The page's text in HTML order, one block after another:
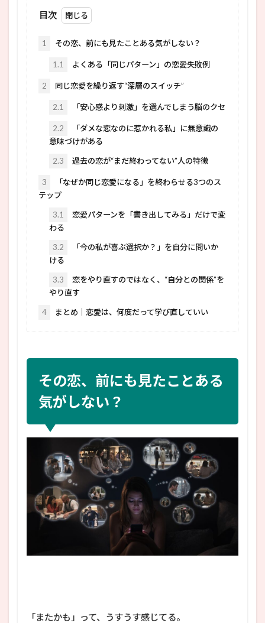
目次
1 その恋、前にも見たことある気がしない？
1.1 よくある「同じパターン」の恋愛失敗例
2 同じ恋愛を繰り返す“深層のスイッチ”
2.1 「安心感より刺激」を選んでしまう脳のクセ
2.2
「ダメな恋なのに惹かれる私」に無意識の
意味づけがある
2.3 過去の恋が“まだ終わってない”人の特徴
3
「なぜか同じ恋愛になる」を終わらせる3つのス
テップ
3.1
恋愛パターンを「書き出してみる」だけで変
わる
3.2
「今の私が喜ぶ選択か？」を自分に問いか
ける
3.3
恋をやり直すのではなく、“自分との関係”を
やり直す
4 まとめ｜恋愛は、何度だって学び直していい
その恋、前にも見たことある
気がしない？
「またかも」って、うすうす感じてる。